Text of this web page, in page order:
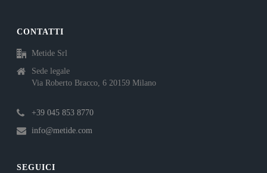
CONTATTI
Metide Srl
Sede legale
Via Roberto Bracco, 6 20159 Milano
+39 045 853 8770
info@metide.com
SEGUICI